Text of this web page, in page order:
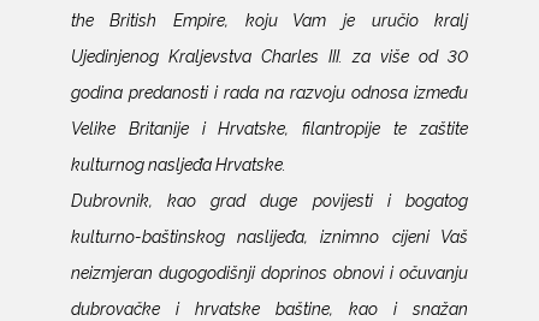
the British Empire, koju Vam je uručio kralj
Ujedinjenog Kraljevstva Charles III. za više od 30
godina predanosti i rada na razvoju odnosa između
Velike Britanije i Hrvatske, filantropije te zaštite
kulturnog nasljeđa Hrvatske.
Dubrovnik, kao grad duge povijesti i bogatog
kulturno-baštinskog naslijeđa, iznimno cijeni Vaš
neizmjeran dugogodišnji doprinos obnovi i očuvanju
dubrovačke i hrvatske baštine, kao i snažan